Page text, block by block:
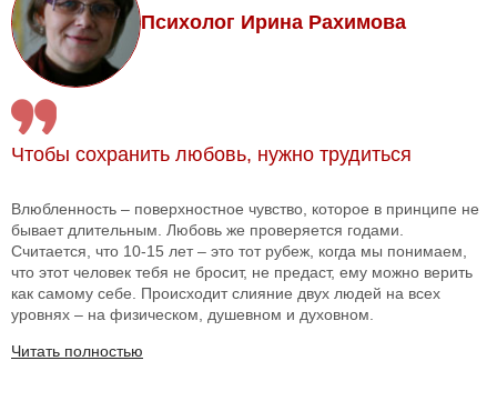
Психолог Ирина Рахимова
Чтобы сохранить любовь, нужно трудиться
Влюбленность – поверхностное чувство, которое в принципе не
бывает длительным. Любовь же проверяется годами.
Считается, что 10-15 лет – это тот рубеж, когда мы понимаем,
что этот человек тебя не бросит, не предаст, ему можно верить
как самому себе. Происходит слияние двух людей на всех
уровнях – на физическом, душевном и духовном.
Читать полностью